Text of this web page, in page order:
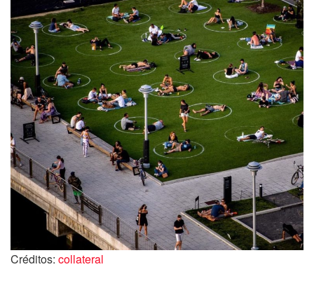
Créditos: collateral